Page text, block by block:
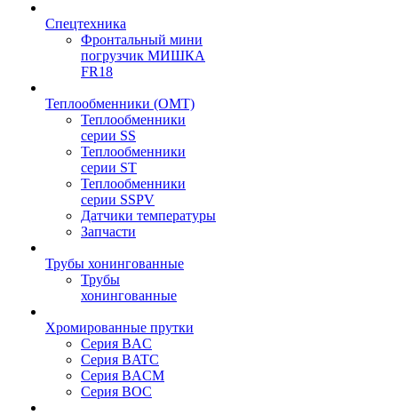
Спецтехника
Фронтальный мини
погрузчик МИШКА
FR18
Теплообменники (OMT)
Теплообменники
серии SS
Теплообменники
серии ST
Теплообменники
серии SSPV
Датчики температуры
Запчасти
Трубы хонингованные
Трубы
хонингованные
Хромированные прутки
Серия BAC
Серия BATC
Серия BACM
Серия BOC